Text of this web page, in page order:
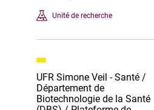
Unité de recherche
UFR Simone Veil - Santé /
Département de
Biotechnologie de la Santé